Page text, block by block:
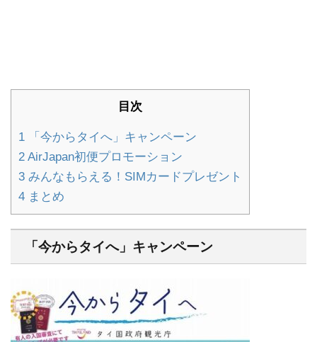
目次
1 「今からタイへ」キャンペーン
2 AirJapan初便プロモーション
3 みんなもらえる！SIMカードプレゼント
4 まとめ
「今からタイへ」キャンペーン